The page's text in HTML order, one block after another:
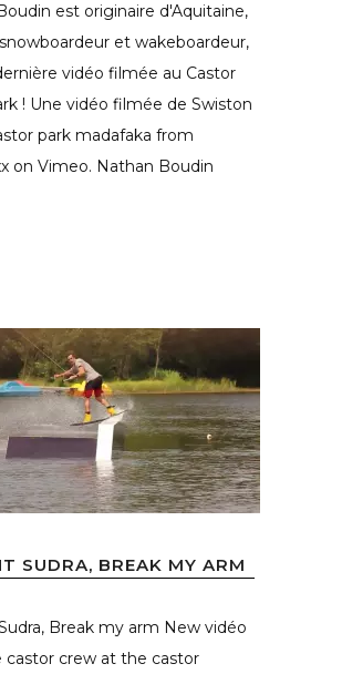
est originaire d'Aquitaine,
et wakeboardeur,
vidéo filmée au Castor
! Une vidéo filmée de Swiston
park madafaka from
on Vimeo. Nathan Boudin
SUDRA, BREAK MY ARM
Break my arm New vidéo
crew at the castor